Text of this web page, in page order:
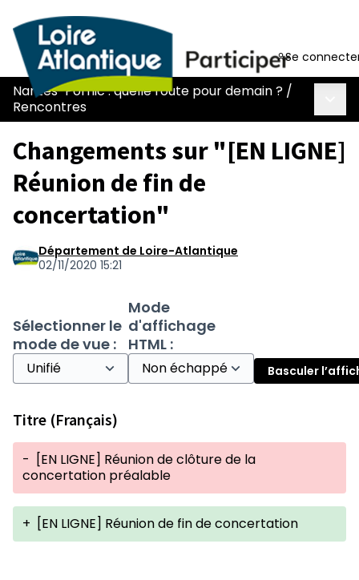
Se
Nantes-Pornic : quelle route pour demain ? /
Rencontres
Changements sur "[EN LIGNE]
Réunion de fin de
concertation"
Département de Loire-Atlantique
02/11/2020 15:21
Sélectionner le
mode de vue :
Mode
d'affichage
HTML :
Basculer
Titre (Français)
- [EN LIGNE] Réunion de clôture de la
concertation préalable
+ [EN LIGNE] Réunion de fin de concertation